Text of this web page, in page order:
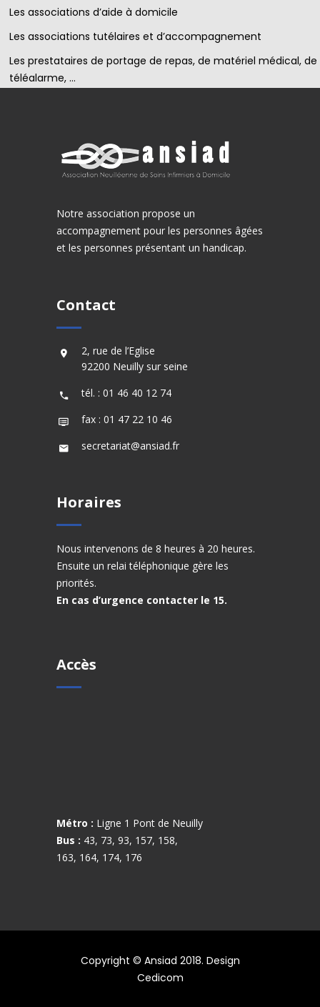
Les associations d’aide à domicile
Les associations tutélaires et d’accompagnement
Les prestataires de portage de repas, de matériel médical, de
téléalarme, …
Notre association propose un
accompagnement pour les personnes âgées
et les personnes présentant un handicap.
Contact
2, rue de l’Eglise
92200 Neuilly sur seine
tél. : 01 46 40 12 74
fax : 01 47 22 10 46
secretariat@ansiad.fr
Horaires
Nous intervenons de 8 heures à 20 heures.
Ensuite un relai téléphonique gère les
priorités.
En cas d’urgence contacter le 15.
Accès
Métro : Ligne 1 Pont de Neuilly
Bus : 43, 73, 93, 157, 158,
163, 164, 174, 176
Copyright © Ansiad 2018. Design
Cedicom